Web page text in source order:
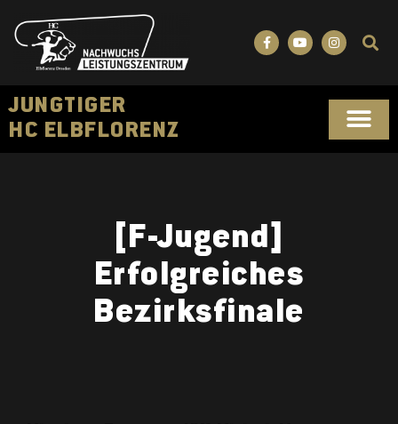
JUNGTIGER
HC ELBFLORENZ
[F-Jugend]
Erfolgreiches
Bezirksfinale